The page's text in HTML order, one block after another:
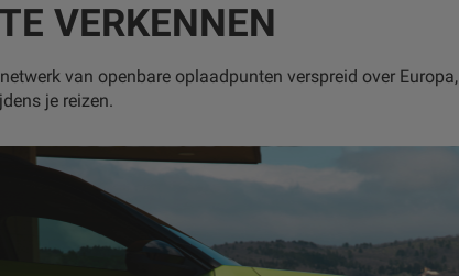
VERKENNEN
van openbare oplaadpunten verspreid over Europa,
je reizen.